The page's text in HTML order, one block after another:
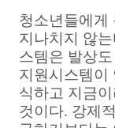
청소년들에게
지나치지 않
스템은 발상
지원시스템이
식하고 지금
것이다. 강제